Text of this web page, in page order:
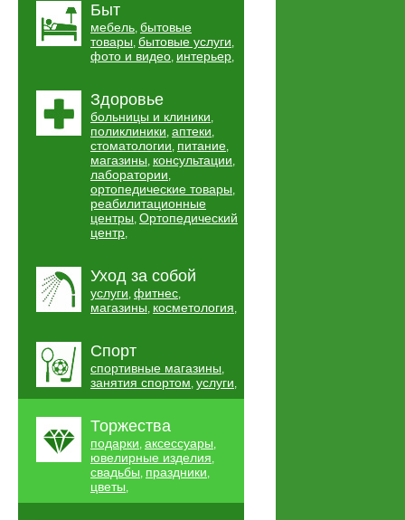
Быт
мебель, бытовые
товары, бытовые услуги,
фото и видео, интерьер,
Здоровье
больницы и клиники,
поликлиники, аптеки,
стоматологии, питание,
магазины, консультации,
лаборатории,
ортопедические товары,
реабилитационные
центры, Ортопедический
центр,
Уход за собой
услуги, фитнес,
магазины, косметология,
Спорт
спортивные магазины,
занятия спортом, услуги,
Торжества
подарки, аксессуары,
ювелирные изделия,
свадьбы, праздники,
цветы,